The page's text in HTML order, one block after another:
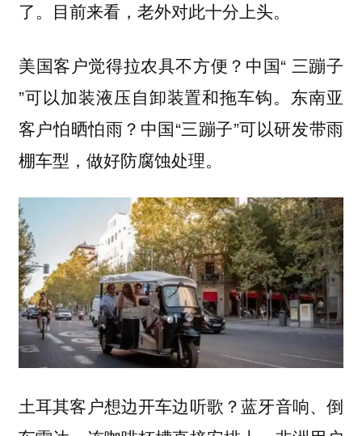
了。目前来看，老外对此十分上头。
美国客户觉得拉农具不方便？中国“ 三蹦子
”可以加装液压自卸装置和拖车钩。东南亚
客户怕晒怕雨？中国“三蹦子”可以研发带雨
棚车型，做好防腐蚀处理。
土耳其客户想边开车边听歌？蓝牙音响、倒